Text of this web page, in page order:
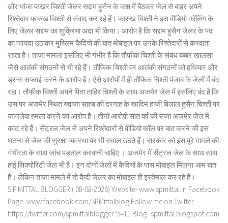
और भांजा फखर चिश्ती जेलर सद्दाम हुसैन के कक्ष में बैठकर जेल से बाहर अपने
रिश्तेदार फारुख चिश्ती से संवाद कर रहे हैं। फारुख चिश्ती ने इस वीडियो कॉलिंग के
लिए जेलर सद्दाम का शुक्रिया अदा भी किया। आरोप है कि सद्दाम हुसैन जेलर के पद
का फायदा उठाकर मुस्लिम कैदियों की बात मोबाइल पर उनके रिश्तेदारों से करवाता
रहता है। ताजा मामला इसलिए भी गंभीर है कि तौफीक चिश्ती के संबंध बब्बर खालसा
जैसे आतंकी संगठनों से भी रहे हैं। तौफिक चिश्ती पर आतंकी संगठनों को हथियार और
ड्रग्स सप्लाई करने के आरोप है। ऐसे आरोपों में ही तौफिक चिश्ती पंजाब के जेलों में बंद
रहा। तौफीक चिश्ती अपने पिता ताहिर चिश्ती के साथ अजमेर जेल में इसलिए बंद है कि
उस पर अजमेर स्थित ख्वाजा साहब की दरगाह के खादिम हाजी बिलाल हुसैन चिश्ती पर
जानलेवा हमला करने का आरोप है। तीनों आरोपी सात वर्ष की सजा अजमेर जेल में
काट रहे हैं। सेंट्रल जेल से अपने रिश्तेदारों से वीडियो कॉल पर बात करने की इस
घटना से जेल की सुरक्षा व्यवस्था पर भी सवाल उठते हैं। सरकार को इस पूरे मामले की
गंभीरता के साथ जांच पड़ताल करवानी चाहिए । अजमेर में सेंट्रल जेल के साथ साथ
हाई सिक्योरिटी जेल भी है। इन दोनों जेलों में कैदियों के पास मोबाइल मिलना आम बात
है। लेकिन ताजा मामले में तो कैदी जेलर का मोबाइल ही इस्तेमाल कर रहे हैं।
S.P.MITTAL BLOGGER ( 08-08-2026) Website- www.spmittal.in Facebook
Page- www.facebook.com/SPMittalblog Follow me on Twitter-
https://twitter.com/spmittalblogger?s=11 Blog- spmittal.blogspot.com